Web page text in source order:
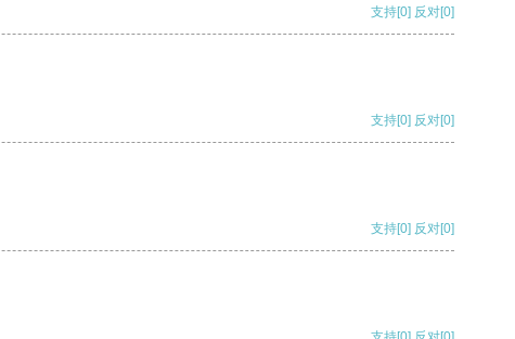
支持[0] 反对[0]
支持[0] 反对[0]
支持[0] 反对[0]